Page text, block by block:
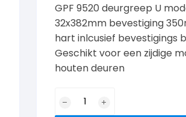
GPF 9520 deurgreep U
32x382mm bevestiging
hart inlcusief bevestigings
Geschikt voor een zijdige
houten deuren